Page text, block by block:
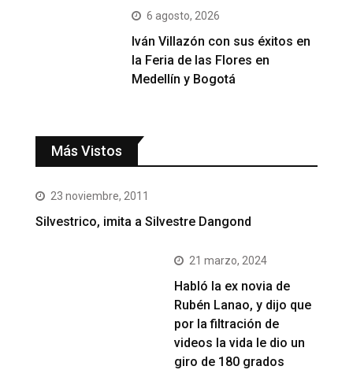
6 agosto, 2026
Iván Villazón con sus éxitos en
la Feria de las Flores en
Medellín y Bogotá
Más Vistos
23 noviembre, 2011
Silvestrico, imita a Silvestre Dangond
21 marzo, 2024
Habló la ex novia de
Rubén Lanao, y dijo que
por la filtración de
videos la vida le dio un
giro de 180 grados